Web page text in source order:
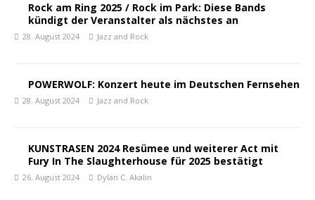
Rock am Ring 2025 / Rock im Park: Diese Bands
kündigt der Veranstalter als nächstes an
28. August 2024 Jazz and Rock
POWERWOLF: Konzert heute im Deutschen Fernsehen
28. August 2024 Jazz and Rock
KUNSTRASEN 2024 Resümee und weiterer Act mit
Fury In The Slaughterhouse für 2025 bestätigt
26. August 2024 Dylan C. Akalin